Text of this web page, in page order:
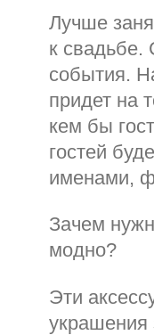
Лучше
к
события.
придет на
кем бы
гостей
именами,
Зачем
модно?
Эти
украшения